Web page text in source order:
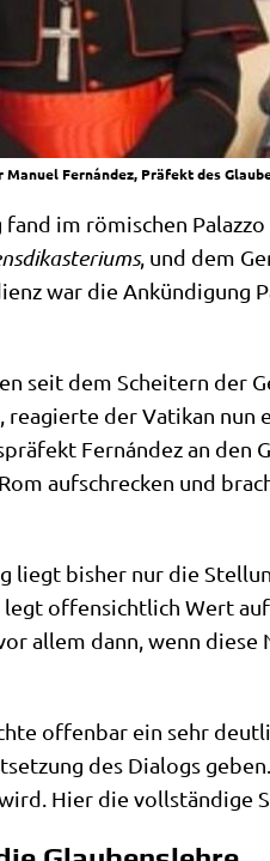
Fernández, Präfekt des
im römi­schen
, und dem
war die Ankün­di­gung
seit dem Schei­tern der
reagier­te der Vati­kan nun
Fernán­dez an den
auf­schrecken und
liegt bis­her nur die
offen­sicht­lich Wert
allem dann, wenn
offen­bar ein sehr
des Dia­logs
Hier die voll­stän­di­ge